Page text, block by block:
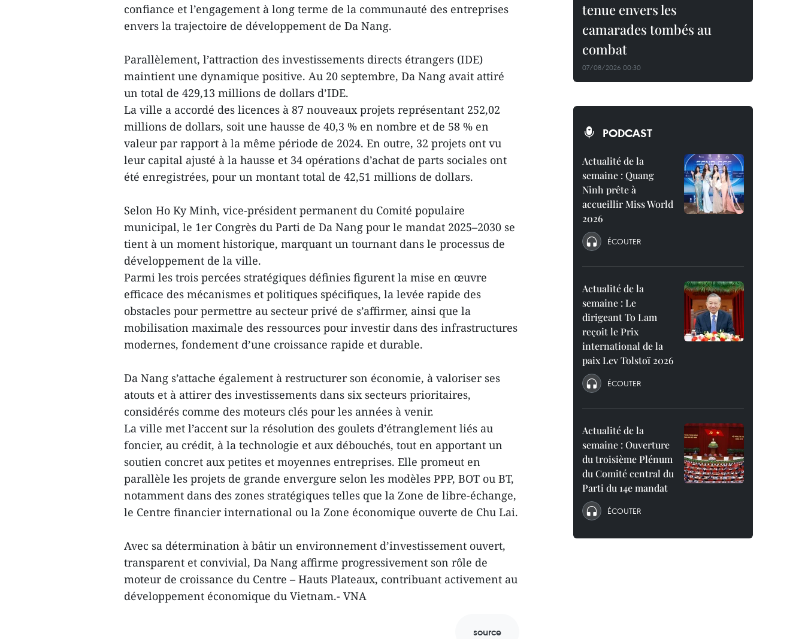
confiance et l’engagement à long terme de la communauté des entreprises
envers la trajectoire de développement de Da Nang.
Parallèlement, l’attraction des investissements directs étrangers (IDE)
maintient une dynamique positive. Au 20 septembre, Da Nang avait attiré
un total de 429,13 millions de dollars d’IDE.
La ville a accordé des licences à 87 nouveaux projets représentant 252,02
millions de dollars, soit une hausse de 40,3 % en nombre et de 58 % en
valeur par rapport à la même période de 2024. En outre, 32 projets ont vu
leur capital ajusté à la hausse et 34 opérations d’achat de parts sociales ont
été enregistrées, pour un montant total de 42,51 millions de dollars.
Selon Ho Ky Minh, vice-président permanent du Comité populaire
municipal, le 1er Congrès du Parti de Da Nang pour le mandat 2025–2030 se
tient à un moment historique, marquant un tournant dans le processus de
développement de la ville.
Parmi les trois percées stratégiques définies figurent la mise en œuvre
efficace des mécanismes et politiques spécifiques, la levée rapide des
obstacles pour permettre au secteur privé de s’affirmer, ainsi que la
mobilisation maximale des ressources pour investir dans des infrastructures
modernes, fondement d’une croissance rapide et durable.
Da Nang s’attache également à restructurer son économie, à valoriser ses
atouts et à attirer des investissements dans six secteurs prioritaires,
considérés comme des moteurs clés pour les années à venir.
La ville met l’accent sur la résolution des goulets d’étranglement liés au
foncier, au crédit, à la technologie et aux débouchés, tout en apportant un
soutien concret aux petites et moyennes entreprises. Elle promeut en
parallèle les projets de grande envergure selon les modèles PPP, BOT ou BT,
notamment dans des zones stratégiques telles que la Zone de libre-échange,
le Centre financier international ou la Zone économique ouverte de Chu Lai.
Avec sa détermination à bâtir un environnement d’investissement ouvert,
transparent et convivial, Da Nang affirme progressivement son rôle de
moteur de croissance du Centre – Hauts Plateaux, contribuant activement au
développement économique du Vietnam.- VNA
source
tenue envers les
camarades tombés au
combat
07/08/2026 00:30
PODCAST
Actualité de la
semaine : Quang
Ninh prête à
accueillir Miss World
2026
ÉCOUTER
Actualité de la
semaine : Le
dirigeant To Lam
reçoit le Prix
international de la
paix Lev Tolstoï 2026
ÉCOUTER
Actualité de la
semaine : Ouverture
du troisième Plénum
du Comité central du
Parti du 14e mandat
ÉCOUTER